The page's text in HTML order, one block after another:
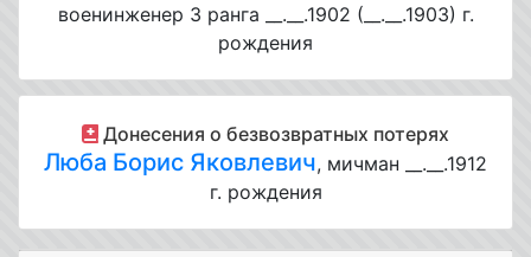
военинженер 3 ранга __.__.1902 (__.__.1903) г.
рождения
Донесения о безвозвратных потерях
Люба Борис Яковлевич, мичман __.__.1912
г. рождения